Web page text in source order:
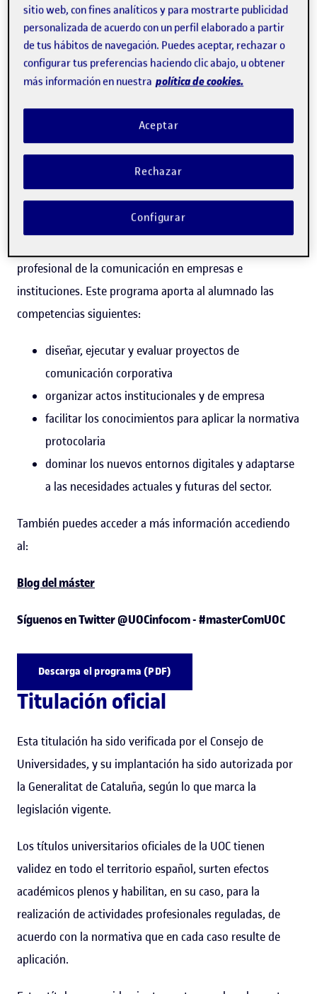
Empieza tu máster con una base sólida en IA
generativa e impulsa tu currículum
Más información
Comunicación corporativa, protocolo y
profesional de la comunicación en empresas e
instituciones. Este programa aporta al alumnado las
competencias siguientes:
diseñar, ejecutar y evaluar proyectos de
comunicación corporativa
organizar actos institucionales y de empresa
facilitar los conocimientos para aplicar la normativa
protocolaria
dominar los nuevos entornos digitales y adaptarse
a las necesidades actuales y futuras del sector.
También puedes acceder a más información accediendo
al:
Blog del máster
Síguenos en Twitter @UOCinfocom - #masterComUOC
Descarga el programa (PDF)
Titulación oficial
Esta titulación ha sido verificada por el Consejo de
Universidades, y su implantación ha sido autorizada por
la Generalitat de Cataluña, según lo que marca la
legislación vigente.
Los títulos universitarios oficiales de la UOC tienen
validez en todo el territorio español, surten efectos
académicos plenos y habilitan, en su caso, para la
realización de actividades profesionales reguladas, de
acuerdo con la normativa que en cada caso resulte de
aplicación.
sitio web, con fines analíticos y para mostrarte publicidad
personalizada de acuerdo con un perfil elaborado a partir
de tus hábitos de navegación. Puedes aceptar, rechazar o
configurar tus preferencias haciendo clic abajo, u obtener
más información en nuestra política de cookies.
Rechazar
Aceptar
Configurar